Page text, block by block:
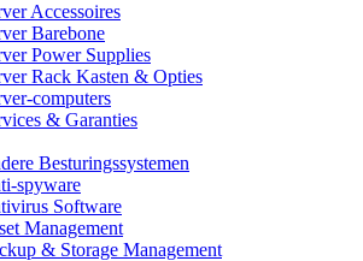
Accessoires
Barebone
Power Supplies
Rack Kasten & Opties
computers
& Garanties
Besturingssystemen
spyware
Software
Management
& Storage Management